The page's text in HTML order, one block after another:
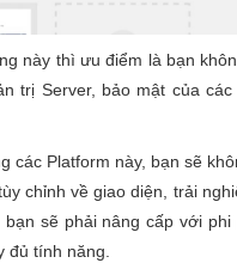
này thì ưu điểm là bạn
trị Server, bảo mật của
các Platform này, bạn sẽ
chỉnh về giao diện, trải
bạn sẽ phải nâng cấp với
đủ tính năng.